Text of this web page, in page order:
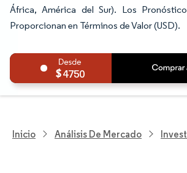
África, América del Sur). Los
Proporcionan en Términos de Valor (USD).
4750
Inicio Análisis De Mercado